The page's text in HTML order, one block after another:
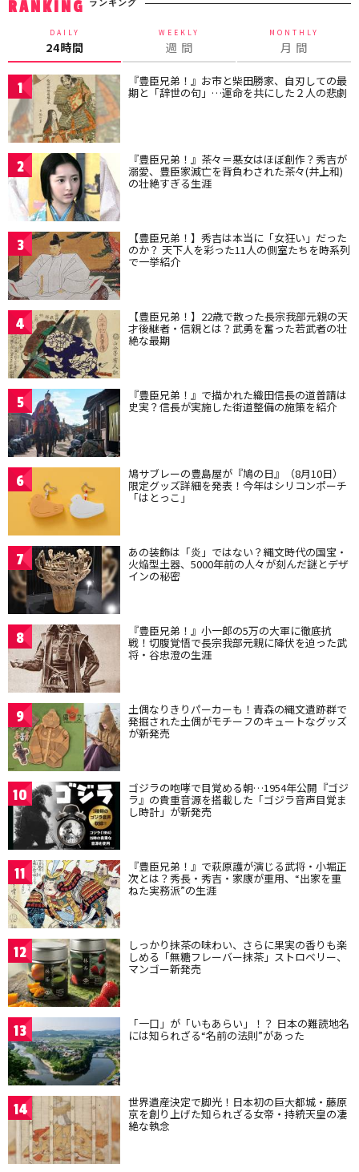
RANKING ランキング
DAILY
24時間
WEEKLY
週 間
MONTHLY
月 間
1 『豊臣兄弟！』お市と柴田勝家、自刃しての最
期と「辞世の句」…運命を共にした２人の悲劇
2 『豊臣兄弟！』茶々＝悪女はほぼ創作？秀吉が
溺愛、豊臣家滅亡を背負わされた茶々(井上和)
の壮絶すぎる生涯
3 【豊臣兄弟！】秀吉は本当に「女狂い」だった
のか？ 天下人を彩った11人の側室たちを時系列
で一挙紹介
4 【豊臣兄弟！】22歳で散った長宗我部元親の天
才後継者・信親とは？武勇を奮った若武者の壮
絶な最期
5 『豊臣兄弟！』で描かれた織田信長の道普請は
史実？信長が実施した街道整備の施策を紹介
6 鳩サブレーの豊島屋が『鳩の日』（8月10日）
限定グッズ詳細を発表！今年はシリコンポーチ
「はとっこ」
7 あの装飾は「炎」ではない？縄文時代の国宝・
火焔型土器、5000年前の人々が刻んだ謎とデザ
インの秘密
8 『豊臣兄弟！』小一郎の5万の大軍に徹底抗
戦！切腹覚悟で長宗我部元親に降伏を迫った武
将・谷忠澄の生涯
9 土偶なりきりパーカーも！青森の縄文遺跡群で
発掘された土偶がモチーフのキュートなグッズ
が新発売
10 ゴジラの咆哮で目覚める朝…1954年公開『ゴジ
ラ』の貴重音源を搭載した「ゴジラ音声目覚ま
し時計」が新発売
11 『豊臣兄弟！』で萩原護が演じる武将・小堀正
次とは？秀長・秀吉・家康が重用、“出家を重
ねた実務派”の生涯
12 しっかり抹茶の味わい、さらに果実の香りも楽
しめる「無糖フレーバー抹茶」ストロベリー、
マンゴー新発売
13 「一口」が「いもあらい」！？ 日本の難読地名
には知られざる“名前の法則”があった
14 世界遺産決定で脚光！日本初の巨大都城・藤原
京を創り上げた知られざる女帝・持統天皇の凄
絶な執念